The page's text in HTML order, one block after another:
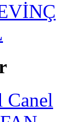
Canel